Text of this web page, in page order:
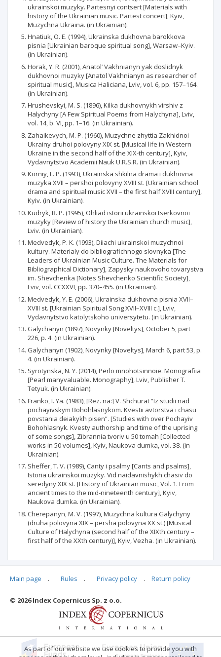
ukrainskoi muzyky. Partesnyi contsert [Materials with
history of the Ukrainian music. Partest concert], Kyiv,
Muzychna Ukraina. (in Ukrainian).
Hnatiuk, O. Е. (1994), Ukrainska dukhovna barokkova
pisnia [Ukrainian baroque spiritual song], Warsaw–Kyiv.
(in Ukrainian).
Horak, Y. R. (2001), Anatol’ Vakhnianyn yak doslidnyk
dukhovnoi muzyky [Anatol Vakhnianyn as researcher of
spiritual music], Musica Haliciana, Lviv, vol. 6, pp. 157–164.
(in Ukrainian).
Hrushevskyi, M. S. (1896), Kilka dukhovnykh virshiv z
Halychyny [A Few Spiritual Poems from Halychyna], Lviv,
vol. 14, b. VI, pp. 1–16. (in Ukrainian).
Zahaikevych, M. P. (1960), Muzychne zhyttia Zakhidnoi
Ukrainy druhoi polovyny XIX st. [Musical life in Western
Ukraine in the second half of the XIX-th century], Kyiv,
Vydavnytstvo Academii Nauk U.R.S.R. (in Ukrainian).
Korniy, L. P. (1993), Ukrainska shkilna drama i dukhovna
muzyka XVII – pershoi polovyny XVIII st. [Ukrainian school
drama and spiritual music XVII – the first half XVIII century],
Kyiv. (in Ukrainian).
Kudryk, B. P. (1995), Ohliad istorii ukrainskoi tserkovnoi
muzyky [Review of history the Ukrainian church music],
Lviv. (in Ukrainian).
Medvedyk, P. K. (1993), Diiachi ukrainskoi muzychnoi
kultury. Materialy do bibliografichnogo slovnyka [The
Leaders of Ukrainian Music Culture. The Materials for
Bibliographical Dictionary], Zapysky naukovoho tovarystva
im. Shevchenka [Notes Shevchenko Scientific Society],
Lviv, vol. CCXXVI, pp. 370–455. (in Ukrainian).
Medvedyk, Y. E. (2006), Ukrainska dukhovna pisnia XVII–
XVIII st. [Ukrainian Spiritual Song XVII–XVIII c.], Lviv,
Vydavnytstvo katolytskoho universytetu. (in Ukrainian).
Galychanyn (1897), Novynky [Noveltys], October 5, part
226, p. 4. (in Ukrainian).
Galychanyn (1902), Novynky [Noveltys], March 6, part 53, p.
4. (in Ukrainian).
Syrotynska, N. Y. (2014), Perlo mnohotsinnoie. Monografiia
[Pearl manyvaluable. Monography], Lviv, Publisher T.
Tetyuk. (in Ukrainian).
Franko, I. Ya. (1983), [Rez. na:] V. Shchurat “Iz studii nad
pochayivskym Bohohlasnykom. Kvestii avtorstva i chasu
povstania deiakykh pisen”. [Studies with over Pochayiv
Bohohlasnyk. Kvesty authorship and time of the uprising
of some songs], Zibrannia tvoriv u 50 tomah [Collected
works in 50 volumes], Kyiv, Naukova dumka, vol. 38. (in
Ukrainian).
Sheffer, T. V. (1989), Canty i psalmy [Cants and psalms],
Istoria ukrainskoi muzyky. Vid naidavnishykh chasiv do
seredyny XIX st. [History of Ukrainian music, Vol. 1. From
ancient times to the mid-nineteenth century], Kyiv,
Naukova dumka. (in Ukrainian).
Cherepanyn, M. V. (1997), Muzychna kultura Galychyny
(druha polovyna XIX – persha polovyna XX st.) [Musical
Culture of Halychyna (second half of the XIXth century –
first half of the XXth century)], Kyiv, Vezha. (in Ukrainian).
Articles quoting
Main page . Rules . Privacy policy . Return policy
© 2026 Index Copernicus Sp. z o.o.
As part of our website we use cookies to provide you with